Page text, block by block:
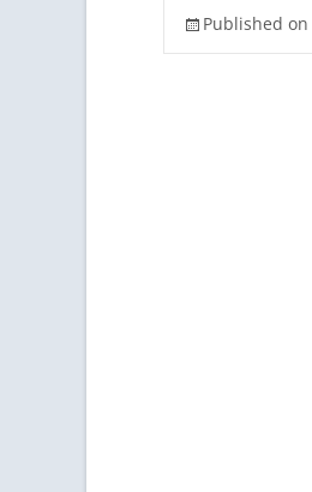
Published on